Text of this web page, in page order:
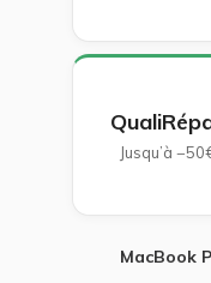
Jusqu’à
MacBook